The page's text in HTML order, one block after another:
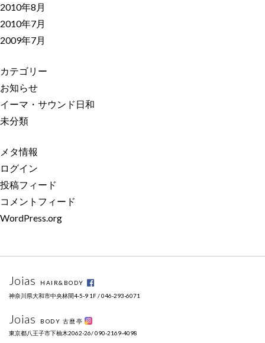
2010年8月
2010年7月
2009年7月
カテゴリー
お知らせ
イーマ・サウンド日和
未分類
メタ情報
ログイン
投稿フィード
コメントフィード
WordPress.org
Joias
HAIR&BODY
神奈川県大和市中央林間4-5-9 1F / 046-293-6071
Joias
BODY 古麿亭
東京都八王子市下柚木2062-26/ 090-2169-4098